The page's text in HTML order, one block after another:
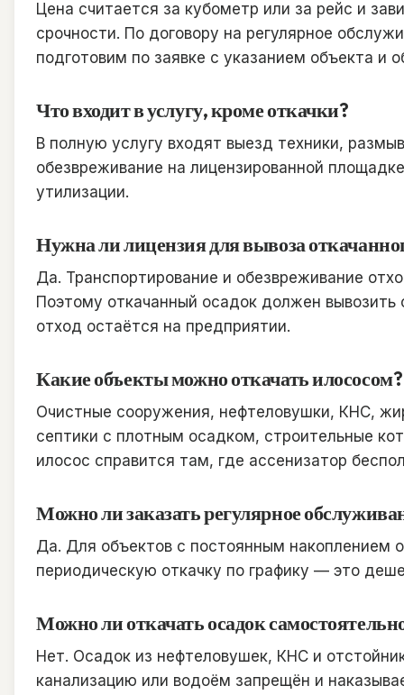
Цена считается за кубометр или за рейс и
срочности. По договору на регулярное
подготовим по заявке с указанием объекта и
Что входит в услугу, кроме откачки?
В полную услугу входят выезд техники,
обезвреживание на лицензированной
утилизации.
Нужна ли лицензия для вывоза
Да. Транспортирование и обезвреживание
Поэтому откачанный осадок должен
отход остаётся на предприятии.
Какие объекты можно откачать илососом?
Очистные сооружения, нефтеловушки, КНС,
септики с плотным осадком, строительные
илосос справится там, где ассенизатор
Можно ли заказать регулярное
Да. Для объектов с постоянным накоплением
периодическую откачку по графику — это
Можно ли откачать осадок
Нет. Осадок из нефтеловушек, КНС и
канализацию или водоём запрещён и